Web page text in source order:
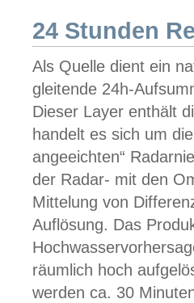
24 Stunden
Als Quelle dient ein
gleitende 24h-
Dieser Layer enthält
handelt es sich um
angeeichten“
der Radar- mit den
Mittelung von
Auflösung. Das
räumlich hoch
werden ca. 30